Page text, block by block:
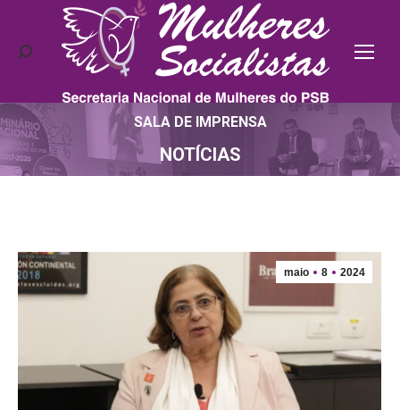
Search:
SALA DE IMPRENSA
NOTÍCIAS
Você está aqui:
maio 8 2024